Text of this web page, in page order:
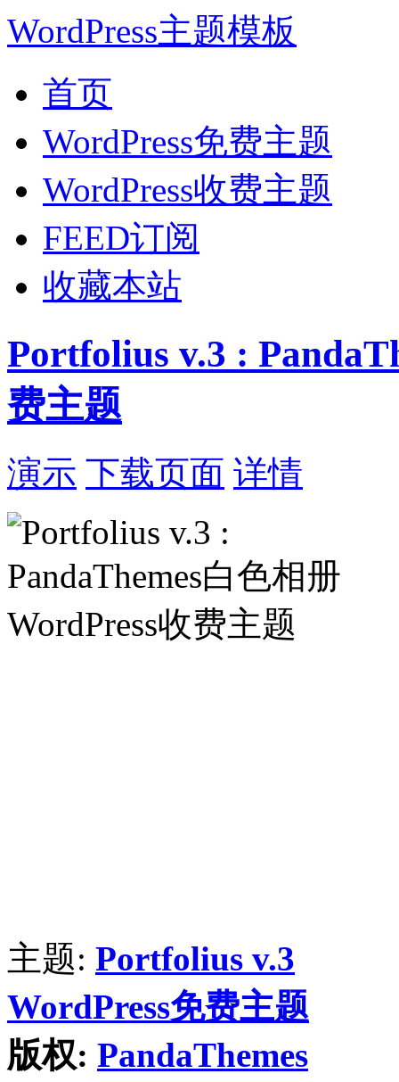
WordPress主题模板
首页
WordPress免费主题
WordPress收费主题
FEED订阅
收藏本站
Portfolius v.3 :
费主题
演示 下载页面 详情
主题: Portfolius v.3
WordPress免费主题
版权: PandaThemes